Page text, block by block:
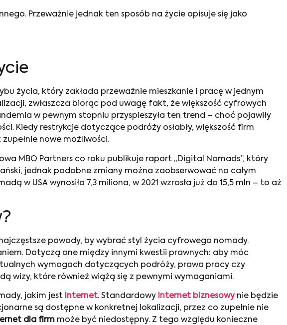
Przeważnie jednak ten sposób na życie opisuje się jako
życia, który zakłada przeważnie mieszkanie i pracę w jednym
zwłaszcza biorąc pod uwagę fakt, że większość cyfrowych
w pewnym stopniu przyspieszyła ten trend – choć pojawiły
Kiedy restrykcje dotyczące podróży osłabły, większość firm
nowe możliwości.
MBO Partners co roku publikuje raport „Digital Nomads”, który
jednak podobne zmiany można zaobserwować na całym
w USA wynosiła 7,3 miliona, w 2021 wzrosła już do 15,5 mln – to aż
powody, by wybrać styl życia cyfrowego nomady.
Dotyczą one między innymi kwestii prawnych: aby móc
wymogach dotyczących podróży, prawa pracy czy
wizy, które również wiążą się z pewnymi wymaganiami.
jakim jest Internet. Standardowy Internet biznesowynie będzie
są dostępne w konkretnej lokalizacji, przez co zupełnie nie
dla firm może być niedostępny. Z tego względu konieczne